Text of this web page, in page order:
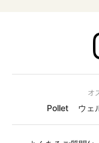
オ
Pollet
ウェ